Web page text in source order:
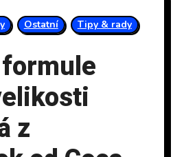
Ostatní Tipy & rady
z